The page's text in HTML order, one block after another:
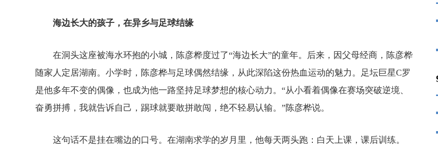
海边长大的孩子，在异乡与足球结缘
在洞头这座被海水环抱的小城，陈彦桦度过了“海边长大”的童年。后来， 因父母经商，陈彦桦
随家人定居湖南。小学时，陈彦桦与足球偶然结缘，从此深陷这份热血运动的魅力。足坛巨星C罗
是他多年不变的偶像，也成为他一路坚持足球梦想的核心动力。“从小看着偶像在赛场突破逆境、
奋勇拼搏，我就告诉自己，踢球就要敢拼敢闯，绝不轻易认输。”陈彦桦说。
这句话不是挂在嘴边的口号。在湖南求学的岁月里，他每天两头跑：白天上课，课后训练。